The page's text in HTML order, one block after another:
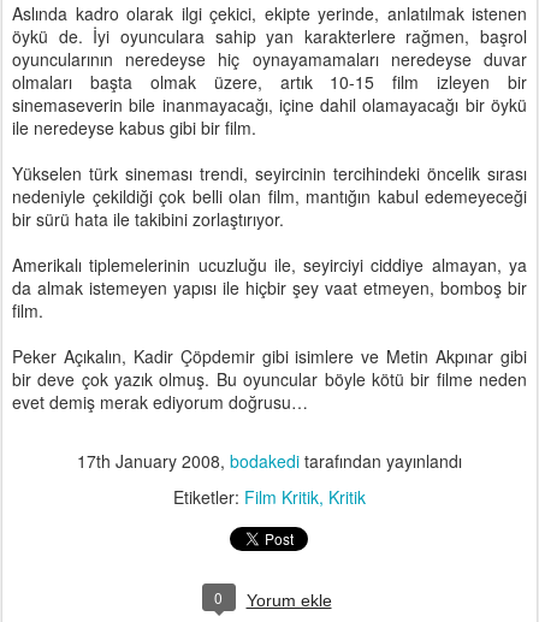
Aslında kadro olarak ilgi çekici, ekipte yerinde, anlatılmak istenen
öykü de. İyi oyunculara sahip yan karakterlere rağmen, başrol
oyuncularının neredeyse hiç oynayamamaları neredeyse duvar
olmaları başta olmak üzere, artık 10-15 film izleyen bir
sinemaseverin bile inanmayacağı, içine dahil olamayacağı bir öykü
ile neredeyse kabus gibi bir film.
Yükselen türk sineması trendi, seyircinin tercihindeki öncelik sırası
nedeniyle çekildiği çok belli olan film, mantığın kabul edemeyeceği
bir sürü hata ile takibini zorlaştırıyor.
Amerikalı tiplemelerinin ucuzluğu ile, seyirciyi ciddiye almayan, ya
da almak istemeyen yapısı ile hiçbir şey vaat etmeyen, bomboş bir
film.
Peker Açıkalın, Kadir Çöpdemir gibi isimlere ve Metin Akpınar gibi
bir deve çok yazık olmuş. Bu oyuncular böyle kötü bir filme neden
evet demiş merak ediyorum doğrusu…
17th January 2008, bodakedi tarafından yayınlandı
Etiketler: Film Kritik Kritik
0 Yorum ekle